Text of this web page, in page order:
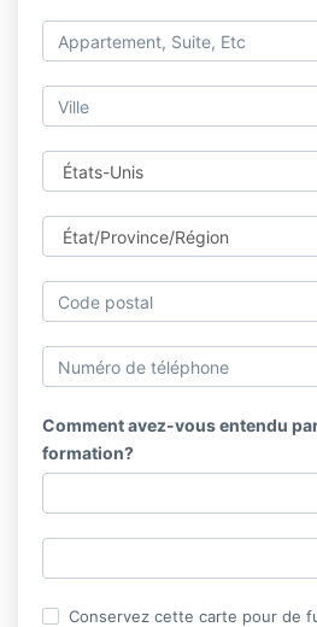
Comment avez-vous entendu
formation?
Conservez cette carte pour de